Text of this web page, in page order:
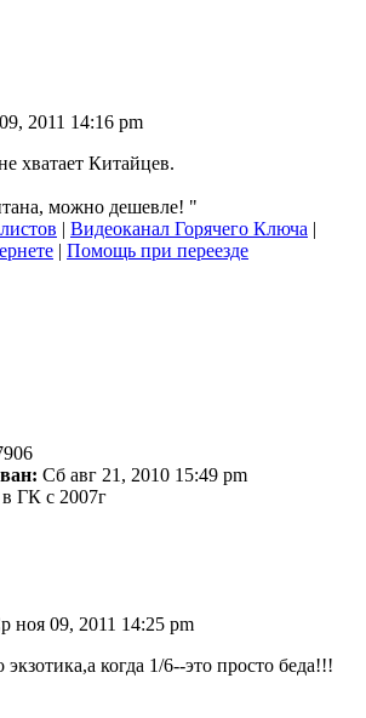
2011 14:16 pm
хватает Китайцев.
можно дешевле! "
| Видеоканал Горячего Ключа |
| Помощь при переезде
Сб авг 21, 2010 15:49 pm
ГК с 2007г
ноя 09, 2011 14:25 pm
когда 1/6--это просто беда!!!